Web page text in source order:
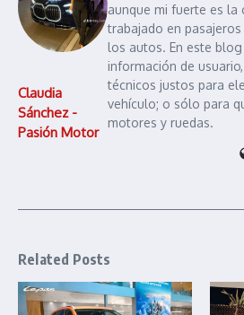
Claudia
Sánchez -
Pasión Motor
aunque mi fuerte es la
trabajado en
los autos. En este
información de
técnicos justos para
vehículo; o sólo para
motores y ruedas.
Related Posts